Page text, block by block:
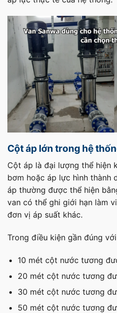
Cột áp lớn trong hệ
Cột áp là đại lượng thể hiện
bơm hoặc áp lực hình thành
áp thường được thể hiện
van có thể ghi giới hạn làm
đơn vị áp suất khác.
Trong điều kiện gần đúng
10 mét cột nước tương
20 mét cột nước tương
30 mét cột nước tương
50 mét cột nước tương